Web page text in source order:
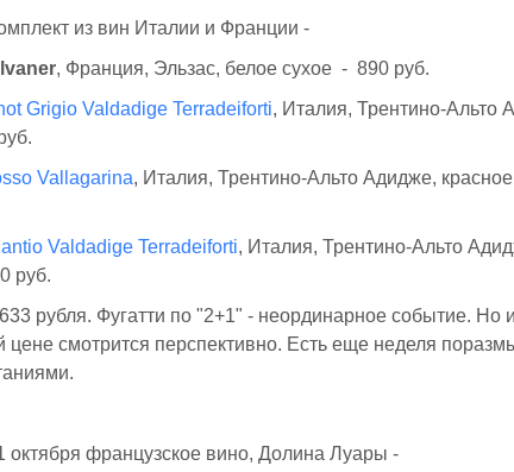
из вин Италии и Франции -
, Франция, Эльзас, белое сухое - 890 руб.
Grigio Valdadige Terradeiforti, Италия, Трентино-Альто
Vallagarina, Италия, Трентино-Альто Адидже,
Valdadige Terradeiforti, Италия, Трентино-Альто
руб.
рубля. Фугатти по "2+1" - неординарное событие. Но и
цене смотрится перспективно. Есть еще неделя
октября французское вино, Долина Луары -